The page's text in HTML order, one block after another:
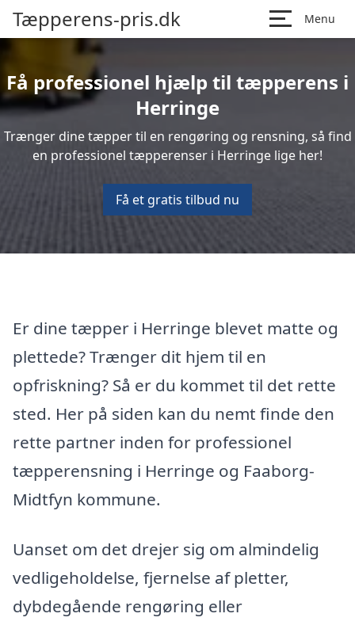
Tæpperens-pris.dk Menu
Få professionel hjælp til tæpperens i
Herringe
Trænger dine tæpper til en rengøring og rensning, så find
en professionel tæpperenser i Herringe lige her!
Få et gratis tilbud nu
Er dine tæpper i Herringe blevet matte og
plettede? Trænger dit hjem til en
opfriskning? Så er du kommet til det rette
sted. Her på siden kan du nemt finde den
rette partner inden for professionel
tæpperensning i Herringe og Faaborg-
Midtfyn kommune.
Uanset om det drejer sig om almindelig
vedligeholdelse, fjernelse af pletter,
dybdegående rengøring eller